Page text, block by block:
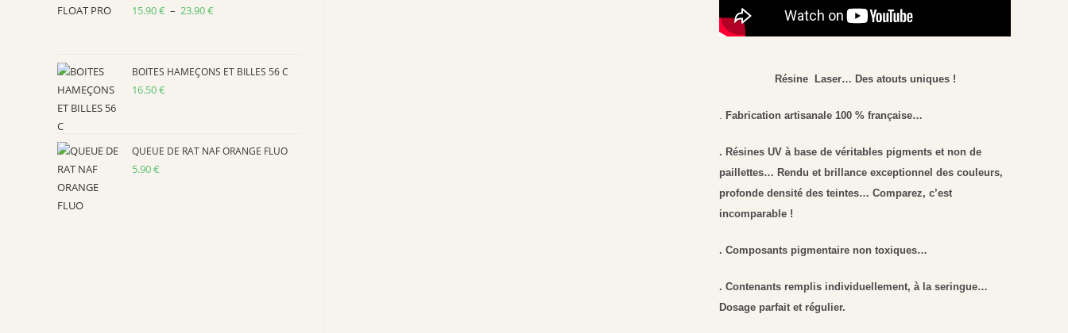
Résine Laser… Des atouts uniques !
. Fabrication artisanale 100 % française…
. Résines UV à base de véritables pigments et non de
paillettes… Rendu et brillance exceptionnel des couleurs,
profonde densité des teintes… Comparez, c’est
incomparable !
. Composants pigmentaire non toxiques…
. Contenants remplis individuellement, à la seringue…
Dosage parfait et régulier.
15.90€ – 23.90€
15.90 €
BOITES HAMEÇONS ET BILLES 56 C
16.50€
QUEUE DE RAT NAF ORANGE FLUO
5.90€